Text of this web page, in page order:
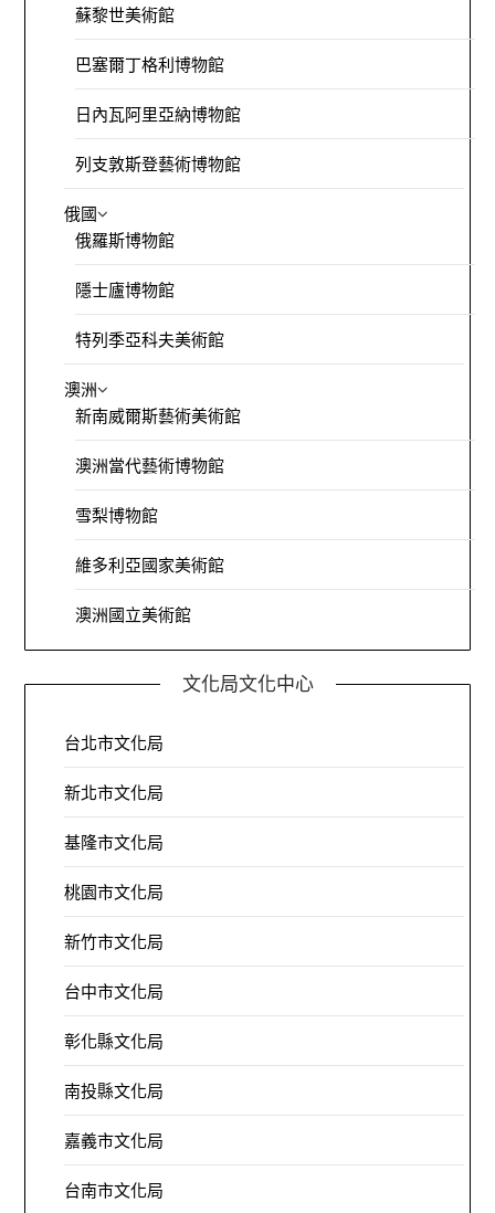
蘇黎世美術館
巴塞爾丁格利博物館
日內瓦阿里亞納博物館
列支敦斯登藝術博物館
俄國
俄羅斯博物館
隱士廬博物館
特列季亞科夫美術館
澳洲
新南威爾斯藝術美術館
澳洲當代藝術博物館
雪梨博物館
維多利亞國家美術館
澳洲國立美術館
文化局文化中心
台北市文化局
新北市文化局
基隆市文化局
桃園市文化局
新竹市文化局
台中市文化局
彰化縣文化局
南投縣文化局
嘉義市文化局
台南市文化局